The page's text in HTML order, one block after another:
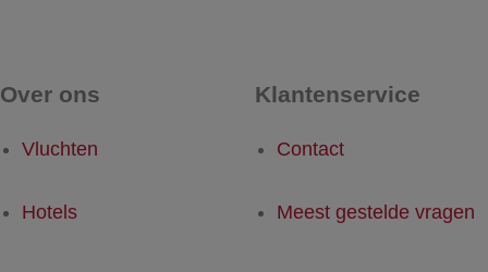
Over ons
Vluchten
Hotels
Klantenservice
Contact
Meest gestelde vragen